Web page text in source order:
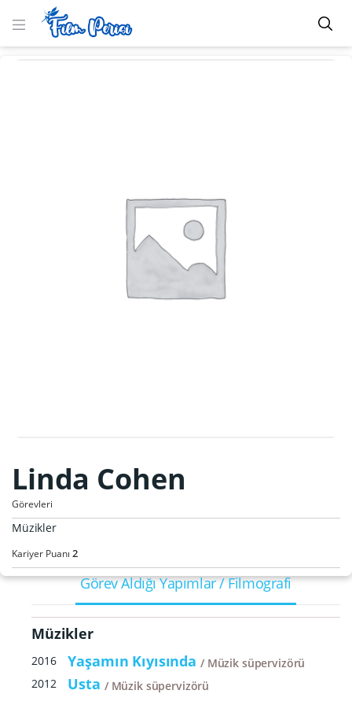
Linda Cohen
Görevleri
Müzikler
Kariyer Puanı 2
Görev Aldığı Yapımlar / Filmografi
Müzikler
2016 Yaşamın Kıyısında Müzik süpervizörü
2012
Usta Müzik süpervizörü